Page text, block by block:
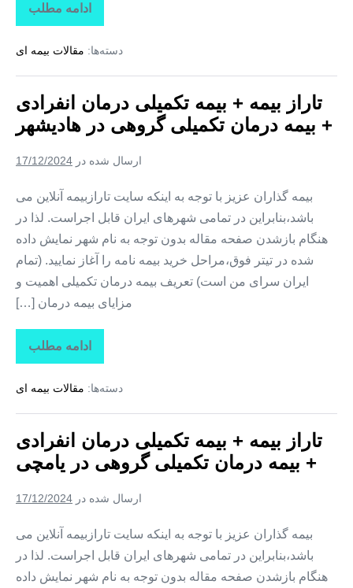
ادامه مطلب
تاراز
بیمه
بیمه
درمان
+
بیمه
درمان
تکمیلی
در
دسته‌ها: مقالات بیمه ای
تاراز بیمه + بیمه تکمیلی درمان انفرادی
+ بیمه درمان تکمیلی گروهی در هادیشهر
ارسال شده در 17/12/2024
بیمه گذاران عزیز با توجه به اینکه سایت تارازبیمه آنلاین می
باشد،بنابراین در تمامی شهرهای ایران قابل اجراست. لذا در
هنگام بازشدن صفحه مقاله بدون توجه به نام شهر نمایش داده
شده در تیتر فوق،مراحل خرید بیمه نامه را آغاز نمایید. (تمام
ایران سرای من است) تعریف بیمه درمان تکمیلی اهمیت و
مزایای بیمه درمان […]
ادامه مطلب
تاراز
بیمه
بیمه
درمان
+
بیمه
درمان
تکمیلی
در
دسته‌ها: مقالات بیمه ای
تاراز بیمه + بیمه تکمیلی درمان انفرادی
+ بیمه درمان تکمیلی گروهی در یامچی
ارسال شده در 17/12/2024
بیمه گذاران عزیز با توجه به اینکه سایت تارازبیمه آنلاین می
باشد،بنابراین در تمامی شهرهای ایران قابل اجراست. لذا در
هنگام بازشدن صفحه مقاله بدون توجه به نام شهر نمایش داده